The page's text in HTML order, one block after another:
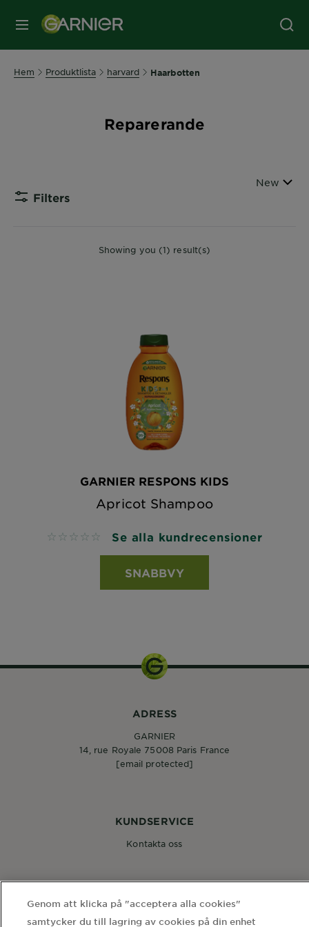
MENY
Hem Produktlista harvard Haarbotten
Reparerande
Filters
Sort By
New
Showing you (1) result(s)
GARNIER RESPONS KIDS
Apricot Shampoo
No reviews Se alla kundrecensioner
SNABBVY
KUNDSERVICE
Kontakta oss
ADRESS
GARNIER
14, rue Royale 75008 Paris France
[email protected]
Genom att klicka på "acceptera alla cookies"
samtycker du till lagring av cookies på din enhet